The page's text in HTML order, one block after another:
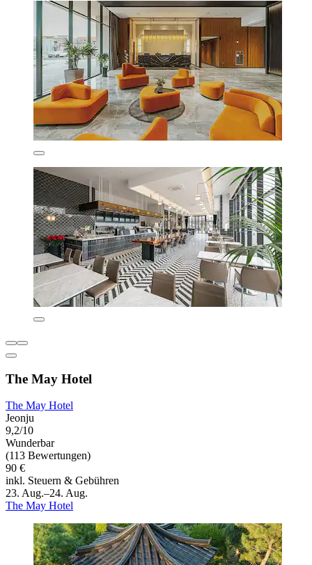
The May Hotel
The May Hotel
Jeonju
9,2/10
Wunderbar
(113 Bewertungen)
90 €
inkl. Steuern & Gebühren
23. Aug.–24. Aug.
The May Hotel